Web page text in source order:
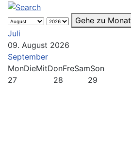
Gehe zu Monat
Juli
09. August 2026
September
MonDieMitDonFreSamSon
27
28 29